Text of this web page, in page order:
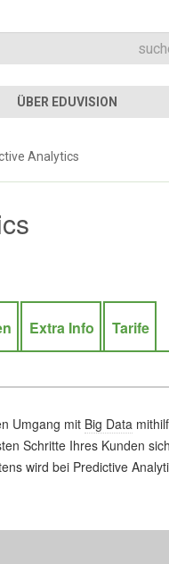
ÜBER EDUVISION
Analytics
Extra Info Tarife
Umgang mit Big Data
Schritte Ihres Kunden
wird bei Predictive